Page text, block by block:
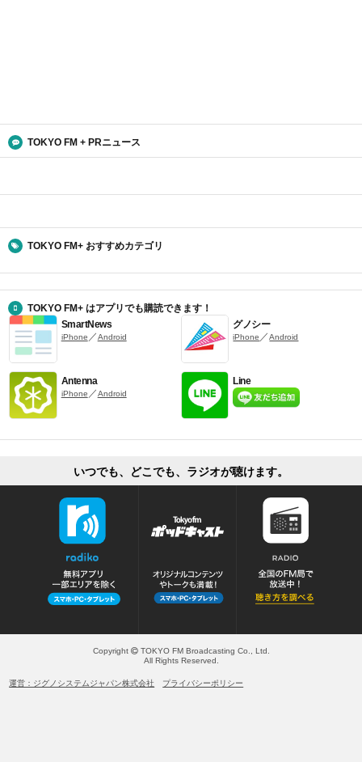
TOKYO FM + PRニュース
TOKYO FM+ おすすめカテゴリ
TOKYO FM+ はアプリでも購読できます！
SmartNews
iPhone ／Android
グノシー
iPhone ／Android
Antenna
iPhone ／Android
Line
いつでも、どこでも、ラジオが聴けます。
Copyright
TOKYO FM Broadcasting Co., Ltd.
All Rights Reserved.
運営：ジグノシステムジャパン株式会社 プライバシーポリシー